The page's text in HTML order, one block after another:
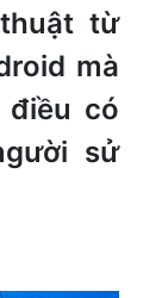
từ
mà
có
sử